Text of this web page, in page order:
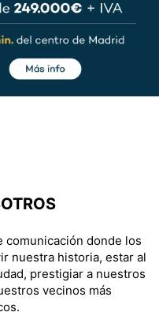
comunicación donde los
nuestra historia, estar al
prestigiar a nuestros
vecinos más